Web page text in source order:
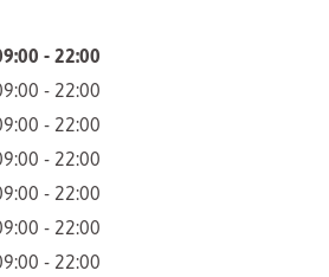
- 22:00
- 22:00
- 22:00
- 22:00
- 22:00
- 22:00
- 22:00